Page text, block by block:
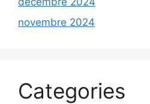
novembre 2024
Categories